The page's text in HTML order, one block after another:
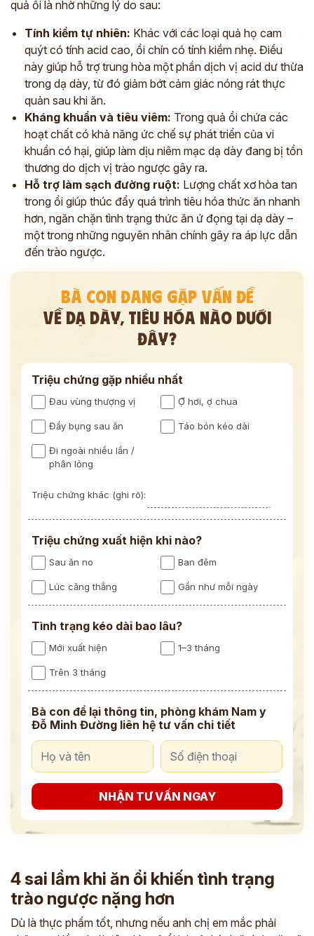
quả ổi là nhờ những lý do sau:
Tính kiềm tự nhiên: Khác với các loại quả họ cam
quýt có tính acid cao, ổi chín có tính kiềm nhẹ. Điều
này giúp hỗ trợ trung hòa một phần dịch vị acid dư thừa
trong dạ dày, từ đó giảm bớt cảm giác nóng rát thực
quản sau khi ăn.
Kháng khuẩn và tiêu viêm: Trong quả ổi chứa các
hoạt chất có khả năng ức chế sự phát triển của vi
khuẩn có hại, giúp làm dịu niêm mạc dạ dày đang bị tổn
thương do dịch vị trào ngược gây ra.
Hỗ trợ làm sạch đường ruột: Lượng chất xơ hòa tan
trong ổi giúp thúc đẩy quá trình tiêu hóa thức ăn nhanh
hơn, ngăn chặn tình trạng thức ăn ứ đọng tại dạ dày –
một trong những nguyên nhân chính gây ra áp lực dẫn
đến trào ngược.
BÀ CON ĐANG GẶP VẤN ĐỀ
VỀ DẠ DÀY, TIÊU HÓA NÀO DƯỚI
ĐÂY?
Triệu chứng gặp nhiều nhất
Đau vùng thượng vị Ợ hơi, ợ chua
Đầy bụng sau ăn Táo bón kéo dài
Đi ngoài nhiều lần /
phân lỏng
Triệu chứng khác (ghi rõ):
Triệu chứng xuất hiện khi nào?
Sau ăn no Ban đêm
Lúc căng thẳng Gần như mỗi ngày
Tình trạng kéo dài bao lâu?
Mới xuất hiện 1–3 tháng
Trên 3 tháng
Bà con để lại thông tin, phòng khám Nam y
Đỗ Minh Đường liên hệ tư vấn chi tiết
NHẬN TƯ VẤN NGAY
4 sai lầm khi ăn ổi khiến tình trạng
trào ngược nặng hơn
Dù là thực phẩm tốt, nhưng nếu anh chị em mắc phải